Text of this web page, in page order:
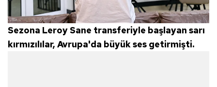
Sezona Leroy Sane transferiyle başlayan sarı
kırmızılılar, Avrupa'da büyük ses getirmişti.